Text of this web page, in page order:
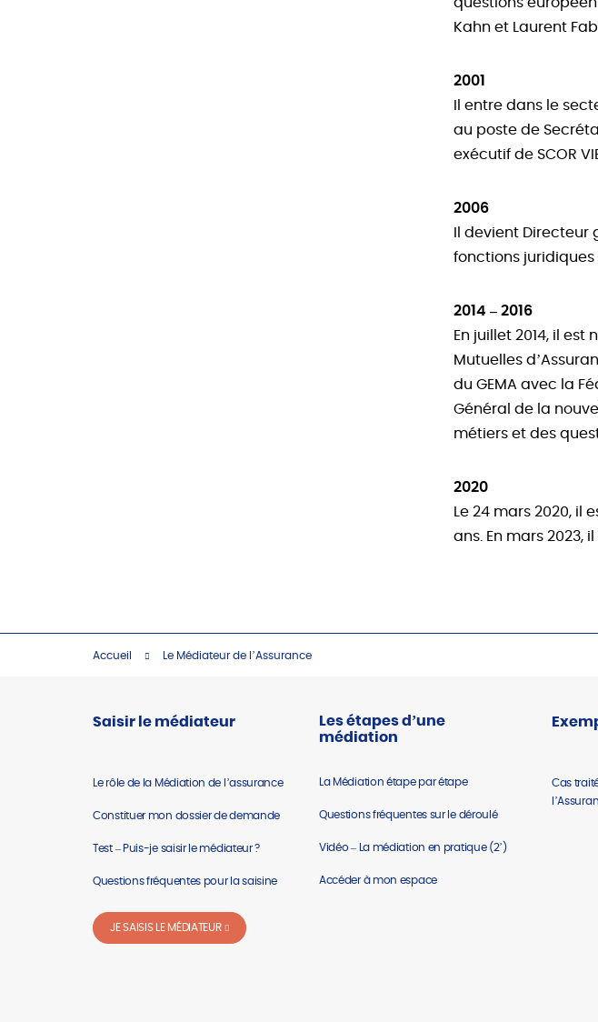
Kahn et Laurent
2001
Il entre dans le
au poste de
exécutif de SCOR
2006
Il devient
fonctions juridiques
2014 – 2016
En juillet 2014, il
Mutuelles
du GEMA avec la
Général de la
métiers et des
2020
Le 24 mars 2020,
ans. En mars 2023,
Accueil Le Médiateur de l’Assurance
Saisir le médiateur
Le rôle de la Médiation de l’assurance
Constituer mon dossier de demande
Test – Puis-je saisir le médiateur ?
Questions fréquentes pour la saisine
JE SAISIS LE MÉDIATEUR
Les étapes d’une
médiation
La Médiation étape par étape
Questions fréquentes sur le déroulé
Vidéo – La médiation en pratique (2’)
Accéder à mon espace
Cas